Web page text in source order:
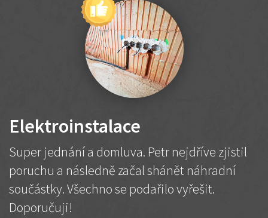
Elektroinstalace
Super jednání a domluva. Petr nejdříve zjistil
poruchu a následně začal shánět náhradní
součástky. Všechno se podařilo vyřešit.
Doporučuji!